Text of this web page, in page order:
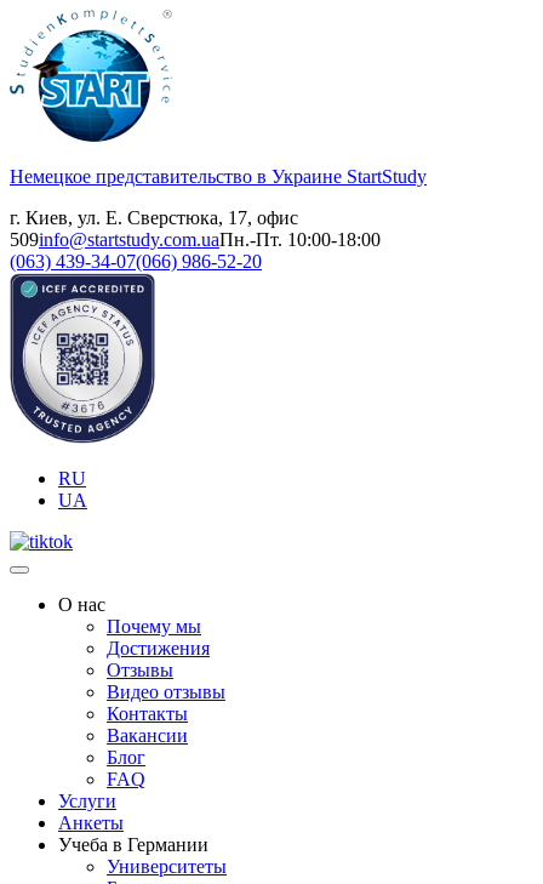
Немецкое представительство в Украине StartStudy
г. Киев, ул. Е. Сверстюка, 17, офис
509info@startstudy.com.uaПн.-Пт. 10:00-18:00
(063) 439-34-07(066) 986-52-20
RU
UA
О нас
Почему мы
Достижения
Отзывы
Видео отзывы
Контакты
Вакансии
Блог
FAQ
Услуги
Анкеты
Учеба в Германии
Университеты